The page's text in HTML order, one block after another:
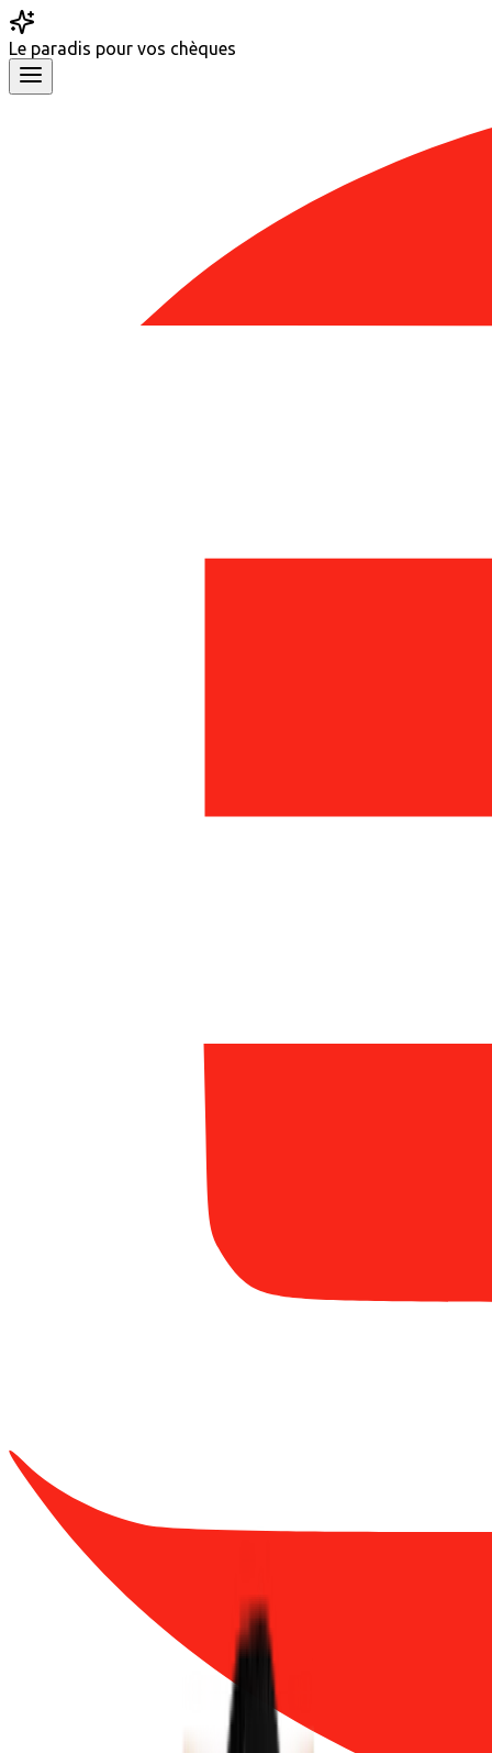
Le paradis pour vos chèques